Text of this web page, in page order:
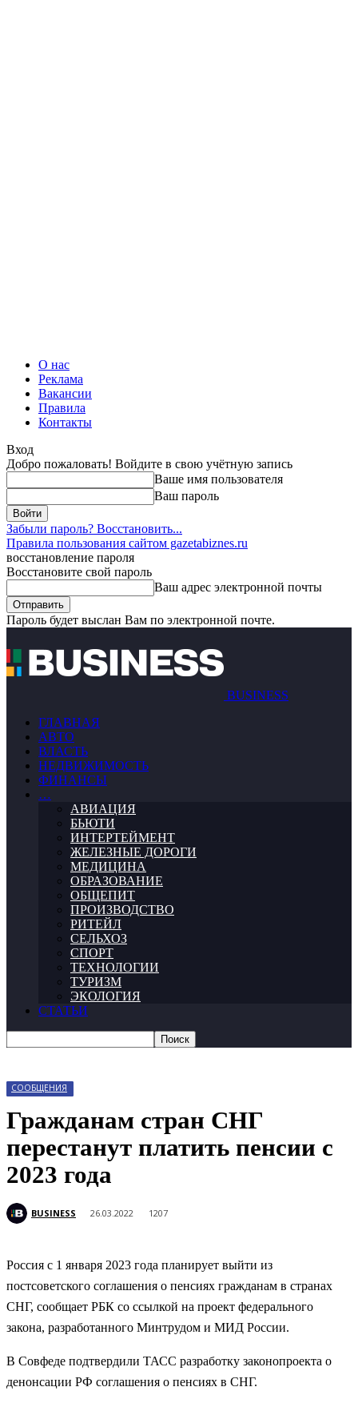
О нас
Реклама
Вакансии
Правила
Контакты
Вход
Добро пожаловать! Войдите в свою учётную запись
Ваше имя пользователя
Ваш пароль
Забыли пароль? Восстановить...
Правила пользования сайтом gazetabiznes.ru
восстановление пароля
Восстановите свой пароль
Ваш адрес электронной почты
Пароль будет выслан Вам по электронной почте.
BUSINESS
ГЛАВНАЯ
АВТО
ВЛАСТЬ
НЕДВИЖИМОСТЬ
ФИНАНСЫ
…
АВИАЦИЯ
БЬЮТИ
ИНТЕРТЕЙМЕНТ
ЖЕЛЕЗНЫЕ ДОРОГИ
МЕДИЦИНА
ОБРАЗОВАНИЕ
ОБЩЕПИТ
ПРОИЗВОДСТВО
РИТЕЙЛ
СЕЛЬХОЗ
СПОРТ
ТЕХНОЛОГИИ
ТУРИЗМ
ЭКОЛОГИЯ
СТАТЬИ
СООБЩЕНИЯ
Гражданам стран СНГ
перестанут платить пенсии с
2023 года
BUSINESS 26.03.2022 1207
Россия с 1 января 2023 года планирует выйти из
постсоветского соглашения о пенсиях гражданам в странах
СНГ, сообщает РБК со ссылкой на проект федерального
закона, разработанного Минтрудом и МИД России.
В Совфеде подтвердили ТАСС разработку законопроекта о
денонсации РФ соглашения о пенсиях в СНГ.